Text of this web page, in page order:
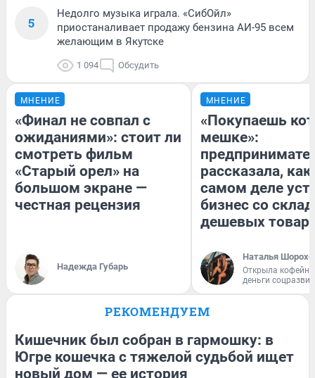
5
Недолго музыка играла. «СибОйл»
приостаналивает продажу бензина АИ-95 всем
желающим в Якутске
1 094 Обсудить
МНЕНИЕ
«Финал не совпал с
ожиданиями»: стоит ли
смотреть фильм
«Старый орел» на
большом экране —
честная рецензия
Надежда Губарь
МНЕНИЕ
«Покупаешь
мешке»:
рассказала, как
самом деле
бизнес со
дешевых
Наталья
Открыла
деньги
РЕКОМЕНДУЕМ
Кишечник был собран в гармошку: в
Югре кошечка с тяжелой судьбой ищет
новый дом — ее история